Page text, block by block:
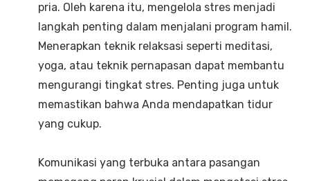
pria. Oleh karena itu, mengelola stres menjadi
langkah penting dalam menjalani program hamil.
Menerapkan teknik relaksasi seperti meditasi,
yoga, atau teknik pernapasan dapat membantu
mengurangi tingkat stres. Penting juga untuk
memastikan bahwa Anda mendapatkan tidur
yang cukup.
Komunikasi yang terbuka antara pasangan